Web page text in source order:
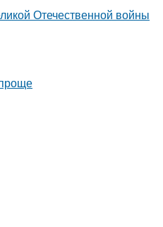
Отечественной войны